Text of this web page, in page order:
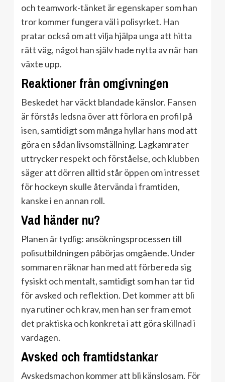
och teamwork-tänket är egenskaper som han
tror kommer fungera väl i polisyrket. Han
pratar också om att vilja hjälpa unga att hitta
rätt väg, något han själv hade nytta av när han
växte upp.
Reaktioner från omgivningen
Beskedet har väckt blandade känslor. Fansen
är förstås ledsna över att förlora en profil på
isen, samtidigt som många hyllar hans mod att
göra en sådan livsomställning. Lagkamrater
uttrycker respekt och förståelse, och klubben
säger att dörren alltid står öppen om intresset
för hockeyn skulle återvända i framtiden,
kanske i en annan roll.
Vad händer nu?
Planen är tydlig: ansökningsprocessen till
polisutbildningen påbörjas omgående. Under
sommaren räknar han med att förbereda sig
fysiskt och mentalt, samtidigt som han tar tid
för avsked och reflektion. Det kommer att bli
nya rutiner och krav, men han ser fram emot
det praktiska och konkreta i att göra skillnad i
vardagen.
Avsked och framtidstankar
Avskedsmachon kommer att bli känslosam. För